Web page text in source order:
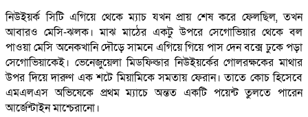
নিউইয়র্ক সিটি এগিয়ে থেকে ম্যাচ যখন প্রায় শেষ করে ফেলছিল, তখন
আবারও মেসি-ঝলক। মাঝ মাঠের একটু উপরে সেগোভিয়ার থেকে বল
পাওয়া মেসি অনেকখানি দৌড়ে সামনে এগিয়ে গিয়ে পাস দেন বক্সে ঢুকে পড়া
সেগোভিয়াকেই। ভেনেজুয়েলা মিডফিল্ডার নিউইয়র্কের গোলরক্ষকের মাথার
উপর দিয়ে দারুণ এক শটে মিয়ামিকে সমতায় ফেরান। তাতে কোচ হিসেবে
এমএলএস অভিষেকে প্রথম ম্যাচে অন্তত একটি পয়েন্ট তুলতে পারেন
আর্জেন্টাইন মাশ্চেরানো।